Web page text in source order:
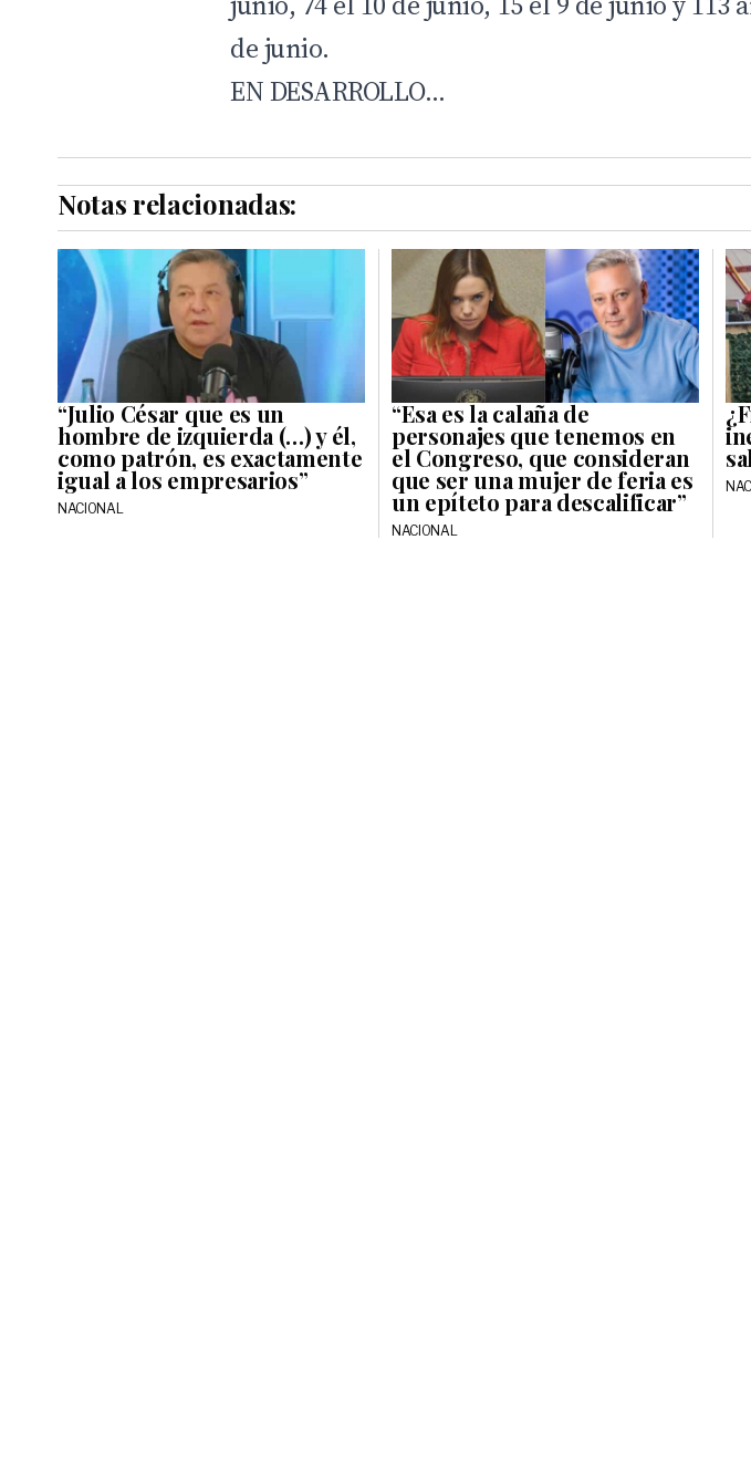
de junio.
EN DESARROLLO…
Notas relacionadas:
“Julio César que es un
hombre de izquierda (…) y él,
como patrón, es exactamente
igual a los empresarios”
NACIONAL
“Esa es la calaña de
personajes que tenemos en
el Congreso, que consideran
que ser una mujer de feria es
un epíteto para descalificar”
NACIONAL